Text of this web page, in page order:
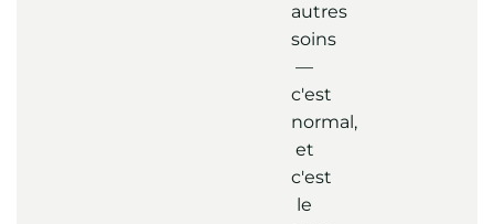
autres
soins
—
c'est
normal,
et
c'est
le